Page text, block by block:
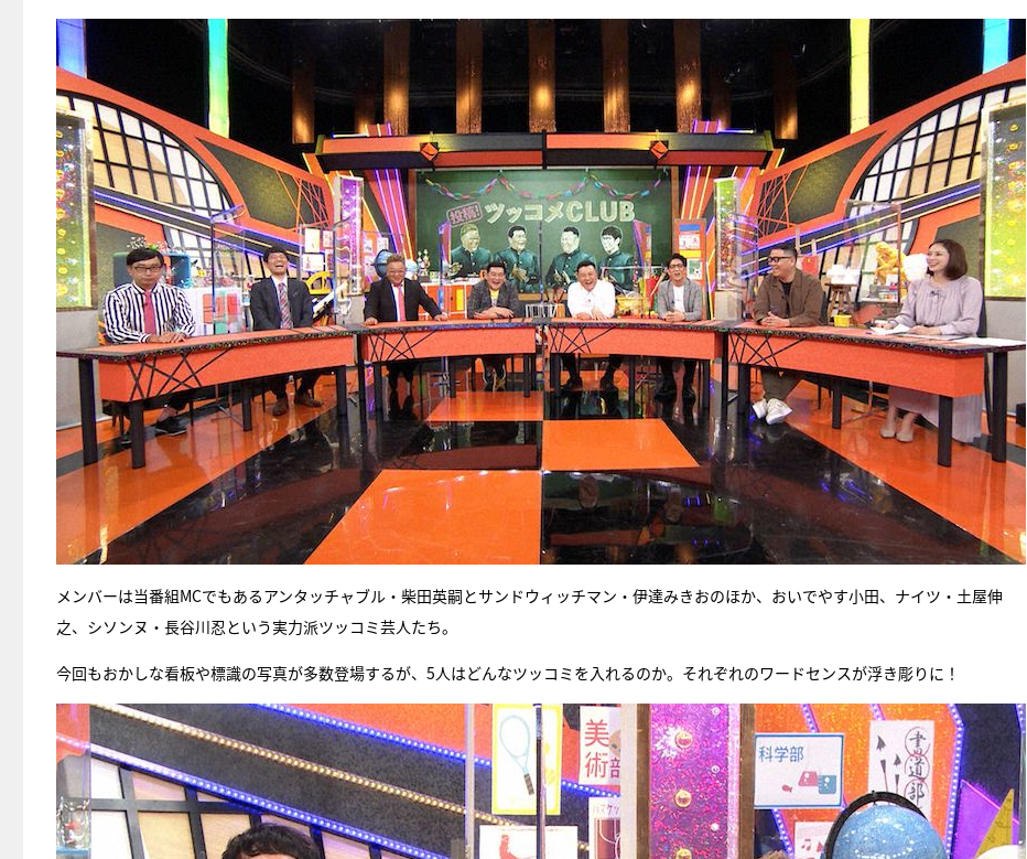
メンバーは当番組MCでもあるアンタッチャブル・柴田英嗣とサンドウィッチマン・伊達みきおのほか、おいでやす小田、ナイツ・土屋伸
之、シソンヌ・長谷川忍という実力派ツッコミ芸人たち。
今回もおかしな看板や標識の写真が多数登場するが、5人はどんなツッコミを入れるのか。それぞれのワードセンスが浮き彫りに！